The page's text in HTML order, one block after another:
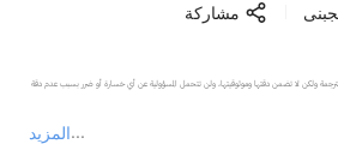
مشاركة
المزيد
ولكن لا تضمن دقتها وموثوقيتها، ولن تتحمل المسؤولية عن أي خسارة أو ضرر بسبب عدم دقة